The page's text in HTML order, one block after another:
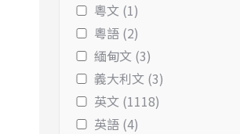
粵文 (1)
粵語 (2)
緬甸文 (3)
義大利文 (3)
英文 (1118)
英語 (4)